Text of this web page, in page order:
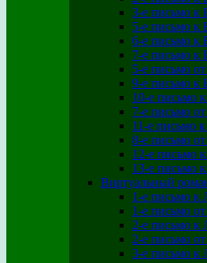
3-е письмо к
5-е письмо к
6-е письмо к
7-е письмо к
5-е письмо
9-е письмо к
10-е письмо
7-е письмо
11-е письмо
8-е письмо
12-е письмо
13-е письмо
Виртуальный
1-е письмо к
1-е письмо
2-е письмо к
2-е письмо
3-е письмо к